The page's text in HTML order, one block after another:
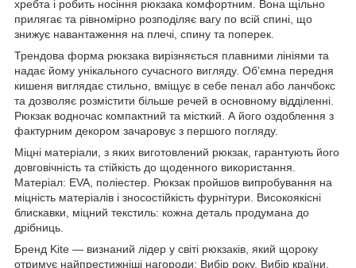
хребта і робить носіння рюкзака комфортним. Вона щільно
прилягає та рівномірно розподіляє вагу по всій спині, що
знижує навантаження на плечі, спину та поперек.
Трендова форма рюкзака вирізняється плавними лініями та
надає йому унікального сучасного вигляду. Об’ємна передня
кишеня виглядає стильно, вміщує в себе пенал або ланчбокс
та дозволяє розмістити більше речей в основному відділенні.
Рюкзак водночас компактний та місткий. А його оздоблення з
фактурним декором зачаровує з першого погляду.
Міцні матеріали, з яких виготовлений рюкзак, гарантують його
довговічність та стійкість до щоденного використання.
Матеріал: EVA, поліестер. Рюкзак пройшов випробування на
міцність матеріалів і зносостійкість фурнітури. Високоякісні
блискавки, міцний текстиль: кожна деталь продумана до
дрібниць.
Бренд Kite — визнаний лідер у світі рюкзаків, який щороку
отримує найпрестижніші нагороди: Вибір року, Вибір країни,